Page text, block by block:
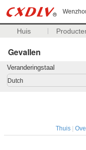
Huis
Gevallen
Veranderingstaal
Dutch
Thuis|